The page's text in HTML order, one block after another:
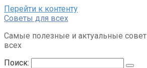
Перейти к контенту
Советы для всех
Самые полезные и актуальные
всех
Поиск: